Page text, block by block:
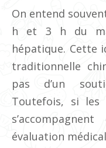
On entend
h et 3 h du
hépatique. Cette
traditionnelle
pas d’un
Toutefois, si
évaluation